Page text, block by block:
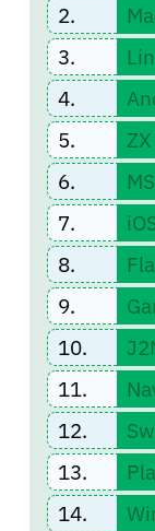
2.
3.
4.
5.
6.
7.
8.
9.
10.
11.
12.
13.
14.